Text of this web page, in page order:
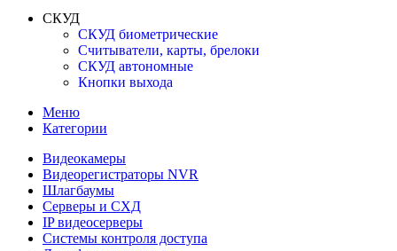
СКУД
СКУД биометрические
Считыватели, карты, брелоки
СКУД автономные
Кнопки выхода
Меню
Категории
Видеокамеры
Видеорегистраторы NVR
Шлагбаумы
Серверы и СХД
IP видеосерверы
Системы контроля доступа